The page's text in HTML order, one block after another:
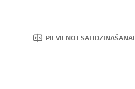
PIEVIENOT SALĪDZINĀŠANAI